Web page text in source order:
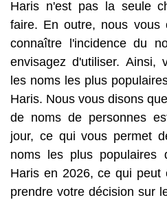
Haris n'est pas la seule
faire. En outre, nous vous
connaître l'incidence du
envisagez d'utiliser. Ainsi,
les noms les plus
Haris. Nous vous disons
de noms de personnes
jour, ce qui vous permet
noms les plus populaires
Haris en 2026, ce qui peut
prendre votre décision sur